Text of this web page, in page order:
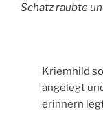
Schatz raubte
Kriemhild
angelegt
erinnern